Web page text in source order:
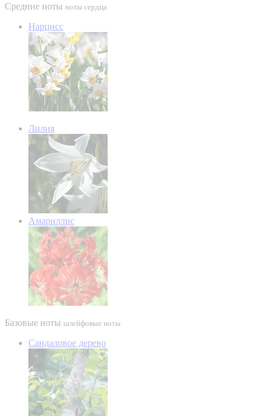
Средние ноты ноты сердца
Нарцисс
Лилия
Амариллис
Базовые ноты шлейфовые ноты
Сандаловое дерево